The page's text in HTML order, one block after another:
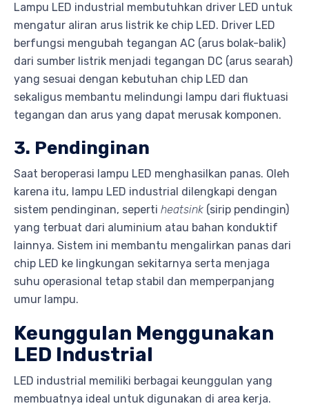
Lampu LED industrial membutuhkan driver LED untuk
mengatur aliran arus listrik ke chip LED. Driver LED
berfungsi mengubah tegangan AC (arus bolak-balik)
dari sumber listrik menjadi tegangan DC (arus searah)
yang sesuai dengan kebutuhan chip LED dan
sekaligus membantu melindungi lampu dari fluktuasi
tegangan dan arus yang dapat merusak komponen.
3. Pendinginan
Saat beroperasi lampu LED menghasilkan panas. Oleh
karena itu, lampu LED industrial dilengkapi dengan
sistem pendinginan, seperti heatsink (sirip pendingin)
yang terbuat dari aluminium atau bahan konduktif
lainnya. Sistem ini membantu mengalirkan panas dari
chip LED ke lingkungan sekitarnya serta menjaga
suhu operasional tetap stabil dan memperpanjang
umur lampu.
Keunggulan Menggunakan
LED Industrial
LED industrial memiliki berbagai keunggulan yang
membuatnya ideal untuk digunakan di area kerja.